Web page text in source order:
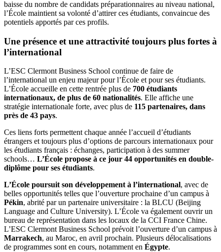
baisse du nombre de candidats préparationnaires au niveau national,
l’École maintient sa volonté d’attirer ces étudiants, convaincue des
potentiels apportés par ces profils.
Une présence et une attractivité toujours plus fortes à
l’international
L’ESC Clermont Business School continue de faire de
l’international un enjeu majeur pour l’École et pour ses étudiants.
L’École accueille en cette rentrée plus de 700 étudiants
internationaux, de plus de 60 nationalités. Elle affiche une
stratégie internationale forte, avec plus de 115 partenaires, dans
près de 43 pays.
Ces liens forts permettent chaque année l’accueil d’étudiants
étrangers et toujours plus d’options de parcours internationaux pour
les étudiants français : échanges, participation à des summer
schools… L’École propose à ce jour 44 opportunités en double-
diplôme pour ses étudiants.
L’École poursuit son développement à l’international, avec de
belles opportunités telles que l’ouverture prochaine d’un campus à
Pékin, abrité par un partenaire universitaire : la BLCU (Beijing
Language and Culture University). L’École va également ouvrir un
bureau de représentation dans les locaux de la CCI France Chine.
L’ESC Clermont Business School prévoit l’ouverture d’un campus à
Marrakech, au Maroc, en avril prochain. Plusieurs délocalisations
de programmes sont en cours, notamment en Égypte.